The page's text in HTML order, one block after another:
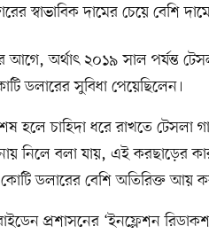
স্বাভাবিক দামের চেয়ে বেশি
আগে, অর্থাৎ ২০১৯ সাল পর্যন্ত
ডলারের সুবিধা পেয়েছিলেন।
হলে চাহিদা ধরে রাখতে টেসলা
নিলে বলা যায়, এই করছাড়ের
ডলারের বেশি অতিরিক্ত আয়
প্রশাসনের ‘ইনফ্লেশন